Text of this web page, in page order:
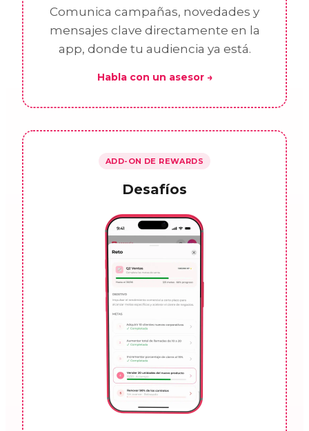
Comunica campañas, novedades y
mensajes clave directamente en la
app, donde tu audiencia ya está.
Habla con un asesor →
ADD-ON DE REWARDS
Desafíos